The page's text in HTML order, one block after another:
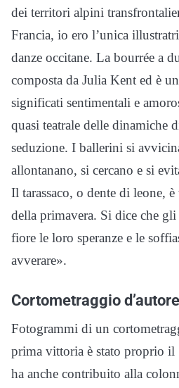
dei territori alpini
Francia, io ero l’unica
danze occitane. La bourrée a
composta da Julia Kent ed è
significati sentimentali e
quasi teatrale delle dinamiche
seduzione. I ballerini si
allontanano, si cercano e si
Il tarassaco, o dente di leone,
della primavera. Si dice che gli
fiore le loro speranze e le
avverare».
Cortometraggio d’autore
Fotogrammi di un
prima vittoria è stato proprio il
ha anche contribuito alla